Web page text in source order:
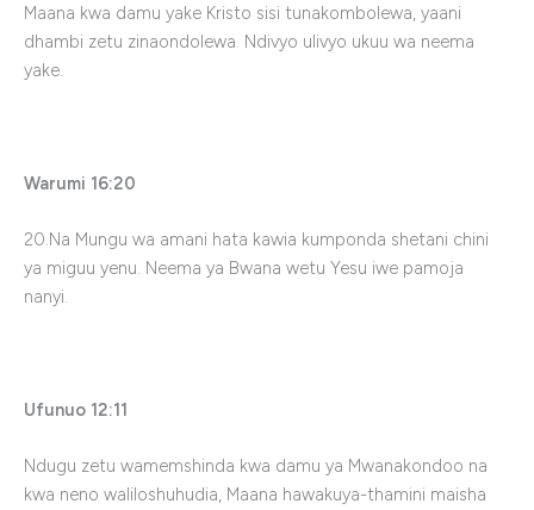
Maana kwa damu yake Kristo sisi tunakombolewa, yaani
dhambi zetu zinaondolewa. Ndivyo ulivyo ukuu wa neema
yake.
Warumi 16:20
20.Na Mungu wa amani hata kawia kumponda shetani chini
ya miguu yenu. Neema ya Bwana wetu Yesu iwe pamoja
nanyi.
Ufunuo 12:11
Ndugu zetu wamemshinda kwa damu ya Mwanakondoo na
kwa neno waliloshuhudia, Maana hawakuya-thamini maisha